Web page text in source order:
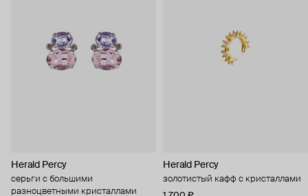
Herald Percy
серьги с большими
разноцветными кристаллами
Herald Percy
золотистый кафф с кристаллами